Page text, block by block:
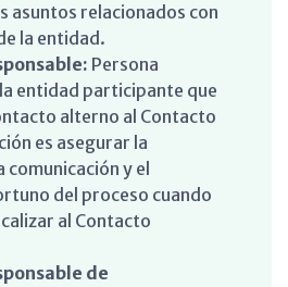
asuntos relacionados con
la entidad.
Persona
entidad participante que
alterno al Contacto
es asegurar la
y el
del proceso cuando
al Contacto
de